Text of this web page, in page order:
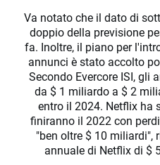
Va notato che il dato di
doppio della previsione
fa. Inoltre, il piano per
annunci è stato accolto
Secondo Evercore ISI, gli
da $ 1 miliardo a $ 2
entro il 2024. Netflix ha
finiranno il 2022 con
"ben oltre $ 10 miliardi",
annuale di Netflix di $